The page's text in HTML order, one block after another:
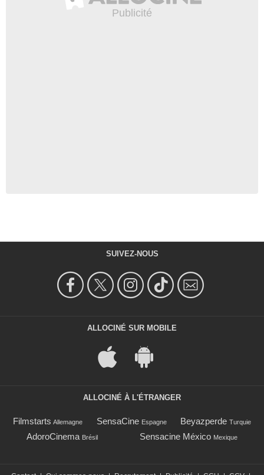
SUIVEZ-NOUS
ALLOCINÉ SUR MOBILE
ALLOCINÉ À L'ÉTRANGER
Filmstarts Allemagne SensaCine Espagne Beyazperde Turquie
AdoroCinema Brésil Sensacine México Mexique